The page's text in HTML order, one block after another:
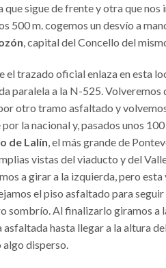
sigue de frente y otra que
500 m. cogemos un desvío a
, capital del Concello del
trazado oficial enlaza en esta
paralela a la N-525. Volveremos
otro tramo asfaltado y
la nacional y, pasados unos
de Lalín , el más grande de
vistas del viaducto y del
a girar a la izquierda, pero esta
el piso asfaltado para
sombrío. Al finalizarlo giramos
hasta llegar a la altura
disperso.